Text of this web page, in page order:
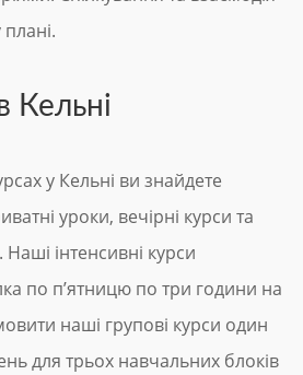
Кельні
у Кельні ви знайдете
уроки, вечірні курси та
інтенсивні курси
по п’ятницю по три години на
наші групові курси один
для трьох навчальних блоків